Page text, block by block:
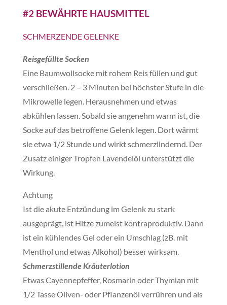
#2 BEWÄHRTE HAUSMITTEL
SCHMERZENDE GELENKE
Reisgefüllte Socken
Eine Baumwollsocke mit rohem Reis füllen und gut
verschließen. 2 – 3 Minuten bei höchster Stufe in die
Mikrowelle legen. Herausnehmen und etwas
abkühlen lassen. Sobald sie angenehm warm ist, die
Socke auf das betroffene Gelenk legen. Dort wärmt
sie etwa 1/2 Stunde und wirkt schmerzlindernd. Der
Zusatz einiger Tropfen Lavendelöl unterstützt die
Wirkung.
Achtung
Ist die akute Entzündung im Gelenk zu stark
ausgeprägt, ist Hitze zumeist kontraproduktiv. Dann
ist ein kühlendes Gel oder ein Umschlag (zB. mit
Menthol und etwas Alkohol) besser wirksam.
Schmerzstillende Kräuterlotion
Etwas Cayennepfeffer, Rosmarin oder Thymian mit
1/2 Tasse Oliven- oder Pflanzenöl verrühren und als